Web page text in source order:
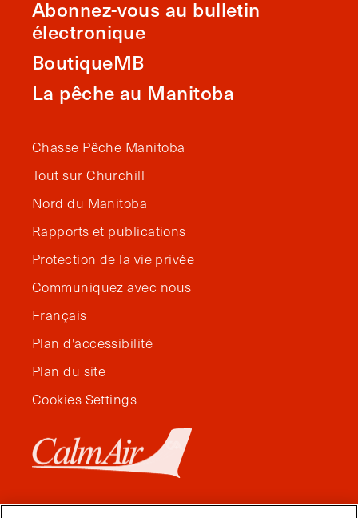
Abonnez-vous au bulletin
électronique
BoutiqueMB
La pêche au Manitoba
Chasse Pêche Manitoba
Tout sur Churchill
Nord du Manitoba
Rapports et publications
Protection de la vie privée
Communiquez avec nous
Français
Plan d'accessibilité
Plan du site
Cookies Settings